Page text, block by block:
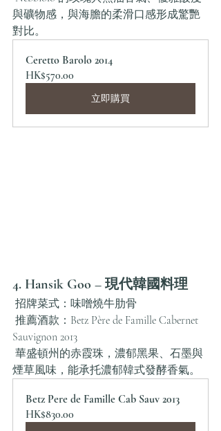
與礦物感，與海膽的柔滑口感形成驚艷
對比。
Ceretto Barolo 2014
HK$570.00
立即購買
4. Hansik Goo – 現代韓國料理
招牌菜式：味噌燒牛肋骨
Sauvignon 2013
煙草風味，能承托濃郁韓式發酵香氣。
Betz Pere de Famille Cab Sauv 2013
HK$830.00